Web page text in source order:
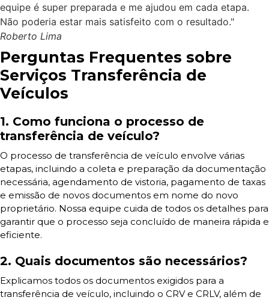
equipe é super preparada e me ajudou em cada etapa.
Não poderia estar mais satisfeito com o resultado."
Roberto Lima
Perguntas Frequentes sobre
Serviços Transferência de
Veículos
1. Como funciona o processo de
transferência de veículo?
O processo de transferência de veículo envolve várias
etapas, incluindo a coleta e preparação da documentação
necessária, agendamento de vistoria, pagamento de taxas
e emissão de novos documentos em nome do novo
proprietário. Nossa equipe cuida de todos os detalhes para
garantir que o processo seja concluído de maneira rápida e
eficiente.
2. Quais documentos são necessários?
Explicamos todos os documentos exigidos para a
transferência de veículo, incluindo o CRV e CRLV, além de